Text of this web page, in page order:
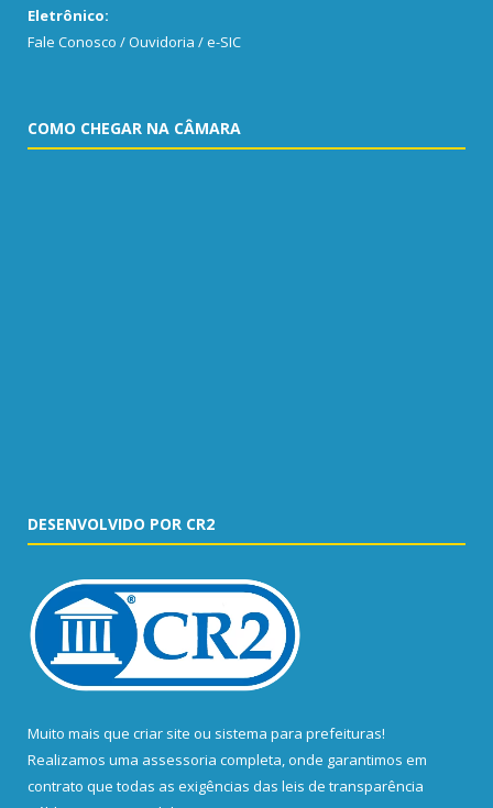
Eletrônico:
Fale Conosco / Ouvidoria / e-SIC
COMO CHEGAR NA CÂMARA
DESENVOLVIDO POR CR2
Muito mais que criar site ou sistema para prefeituras!
Realizamos uma assessoria completa, onde garantimos em
contrato que todas as exigências das leis de transparência